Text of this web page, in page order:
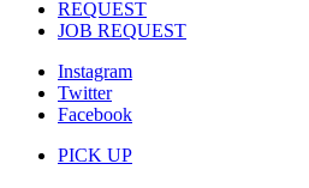
REQUEST
JOB REQUEST
Instagram
Twitter
Facebook
PICK UP